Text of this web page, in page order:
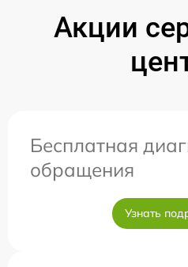
Акции
Бесплатная
обращения
Узнать